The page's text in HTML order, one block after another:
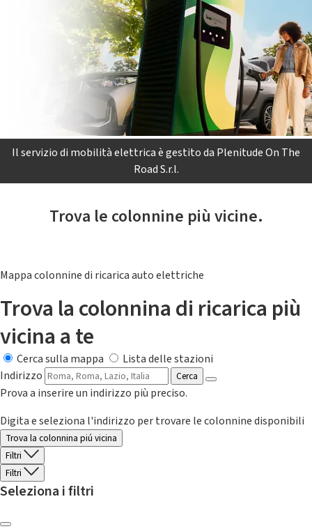
Il servizio di mobilità elettrica è gestito da Plenitude On The
Road S.r.l.
Trova le colonnine più vicine.
Mappa colonnine di ricarica auto elettriche
Trova la colonnina di ricarica più
vicina a te
Cerca sulla mappa
Lista delle stazioni
Indirizzo
Cerca
Prova a inserire un indirizzo più preciso.
Digita e seleziona l'indirizzo per trovare le colonnine disponibili
Trova la colonnina piú vicina
Filtri
Filtri
Seleziona i filtri